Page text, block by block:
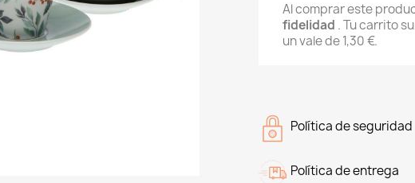
Al comprar este
fidelidad . Tu carrito
un vale de1,30 €.
Política de seguridad
Política de entrega